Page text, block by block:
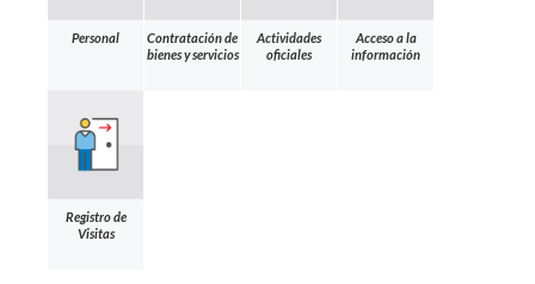
Personal
Contratación de
bienes y servicios
Actividades
oficiales
Acceso a la
información
Registro de
Visitas